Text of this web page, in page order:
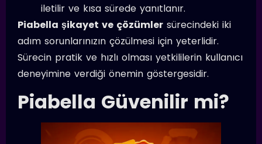
iletilir ve kısa sürede yanıtlanır.
Piabella şikayet ve çözümler sürecindeki iki
adım sorunlarınızın çözülmesi için yeterlidir.
Sürecin pratik ve hızlı olması yetkililerin kullanıcı
deneyimine verdiği önemin göstergesidir.
Piabella Güvenilir mi?